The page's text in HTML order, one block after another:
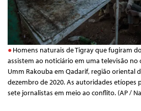
Homens naturais de Tigray que fugiram
assistem ao noticiário em uma televisão
Umm Rakouba em Qadarif, região oriental
dezembro de 2020. As autoridades etíopes
sete jornalistas em meio ao conflito. (AP /